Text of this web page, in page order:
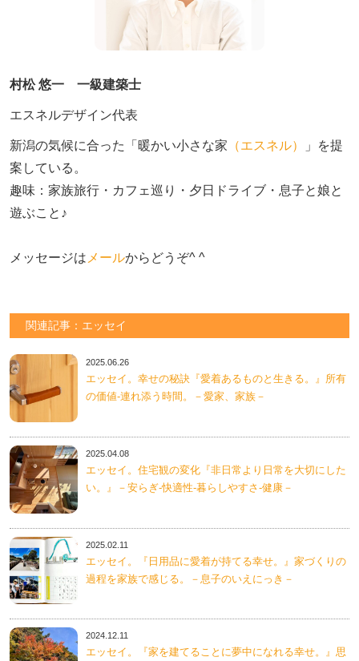
村松 悠一 一級建築士
エスネルデザイン代表
新潟の気候に合った「暖かい小さな家 （エスネル）
」を提
案している。
趣味：家族旅行・カフェ巡り・夕日ドライブ・息子と娘と
遊ぶこと♪
メッセージは メールからどうぞ^ ^
関連記事：エッセイ
2025.06.26
エッセイ。幸せの秘訣『愛着あるものと生きる。』所有
の価値-連れ添う時間。－愛家、家族－
2025.04.08
エッセイ。住宅観の変化『非日常より日常を大切にした
い。』－安らぎ-快適性-暮らしやすさ-健康－
2025.02.11
エッセイ。『日用品に愛着が持てる幸せ。』家づくりの
過程を家族で感じる。－息子のいえにっき－
2024.12.11
エッセイ。『家を建てることに夢中になれる幸せ。』思